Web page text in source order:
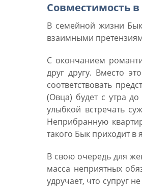
Совместимость в
В семейной жизни
взаимными
С окончанием
друг другу. Вместо
соответствовать
(Овца) будет с утра
улыбкой встречать
Неприбранную
такого Бык приходит в
В свою очередь для
масса неприятных
удручает, что супруг